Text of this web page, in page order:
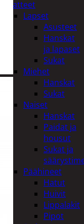
Vaatteet
Lapset
Asusteet
Hanskat
ja lapaset
Sukat
Miehet
Hanskat
Sukat
Naiset
Hanskat
Paidat ja
housut
Sukat ja
Päähineet
Hatut
Huivit
Lippalakit
Pipot